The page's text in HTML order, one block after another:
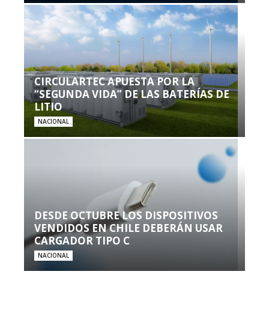
CIRCULARTEC APUESTA POR LA
“SEGUNDA VIDA” DE LAS BATERÍAS DE
LITIO
NACIONAL
DESDE OCTUBRE LOS DISPOSITIVOS
VENDIDOS EN CHILE DEBERÁN USAR
CARGADOR TIPO C
NACIONAL